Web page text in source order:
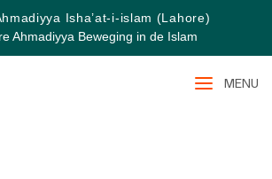
Isha’at-i-islam (Lahore)
Ahmadiyya Beweging in de Islam
MENU